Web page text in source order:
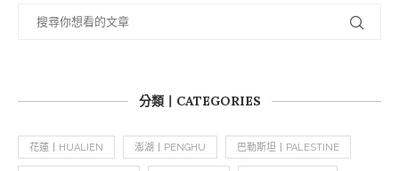
分類丨CATEGORIES
花蓮丨HUALIEN 澎湖丨PENGHU 巴勒斯坦丨PALESTINE